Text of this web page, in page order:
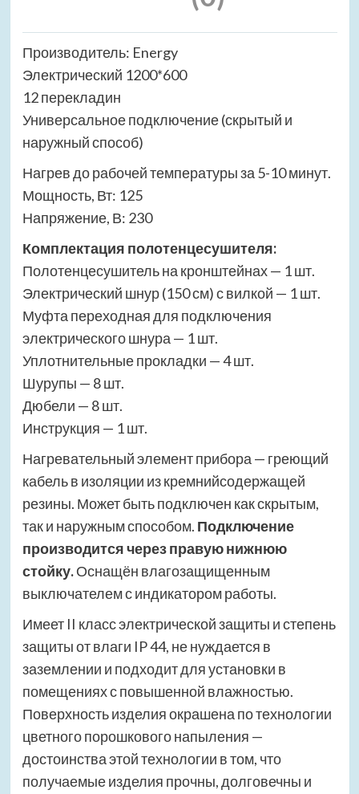
Производитель: Energy
Электрический 1200*600
12 перекладин
Универсальное подключение (скрытый и
наружный способ)
Нагрев до рабочей температуры за 5-10 минут.
Мощность, Вт: 125
Напряжение, В: 230
Комплектация полотенцесушителя:
Полотенцесушитель на кронштейнах — 1 шт.
Электрический шнур (150 см) с вилкой — 1 шт.
Муфта переходная для подключения
электрического шнура — 1 шт.
Уплотнительные прокладки — 4 шт.
Шурупы — 8 шт.
Дюбели — 8 шт.
Инструкция — 1 шт.
Нагревательный элемент прибора — греющий
кабель в изоляции из кремнийсодержащей
резины. Может быть подключен как скрытым,
так и наружным способом. Подключение
производится через правую нижнюю
стойку.Оснащён влагозащищенным
выключателем с индикатором работы.
Имеет II класс электрической защиты и степень
защиты от влаги IP 44, не нуждается в
заземлении и подходит для установки в
помещениях с повышенной влажностью.
Поверхность изделия окрашена по технологии
цветного порошкового напыления —
достоинства этой технологии в том, что
получаемые изделия прочны, долговечны и